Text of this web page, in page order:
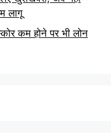
लागू
कम होने पर भी लोन